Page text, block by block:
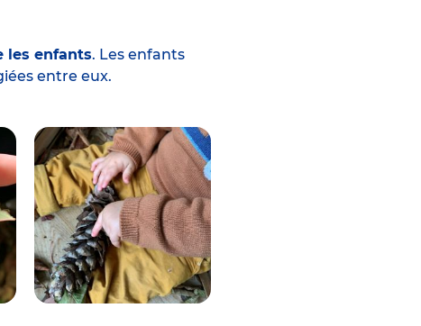
les enfants. Les enfants
entre eux.